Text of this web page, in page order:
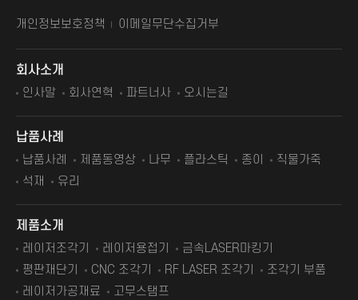
개인정보보호정책 이메일무단수집거부
회사소개
인사말 회사연혁 파트너사 오시는길
납품사례
납품사례 제품동영상 나무 플라스틱 종이
직물가죽
석재
유리
제품소개
레이저조각기 레이저용접기
금속LASER마킹기
평판재단기
CNC 조각기 RF LASER 조각기
조각기 부품
레이저가공재료
고무스탬프